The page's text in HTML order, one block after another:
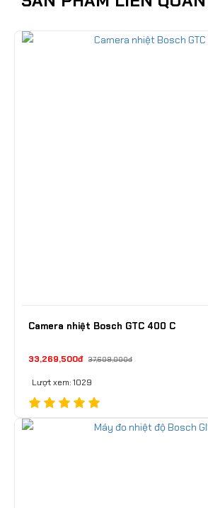
Camera nhiệt Bosch GTC 400 C
33,269,500đ 37,609,000đ
Lượt xem: 1029